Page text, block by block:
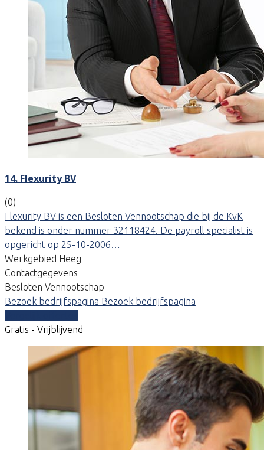
14. Flexurity BV
(0)
Flexurity BV is een Besloten Vennootschap die bij de KvK
bekend is onder nummer 32118424. De payroll specialist is
opgericht op 25-10-2006…
Werkgebied Heeg
Contactgegevens
Besloten Vennootschap
Bezoek bedrijfspagina Bezoek bedrijfspagina
Gratis - Vrijblijvend